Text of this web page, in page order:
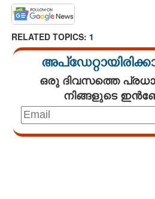
RELATED TOPICS: 1
ഒരു ദിവസത്തെ
നിങ്ങളുടെ